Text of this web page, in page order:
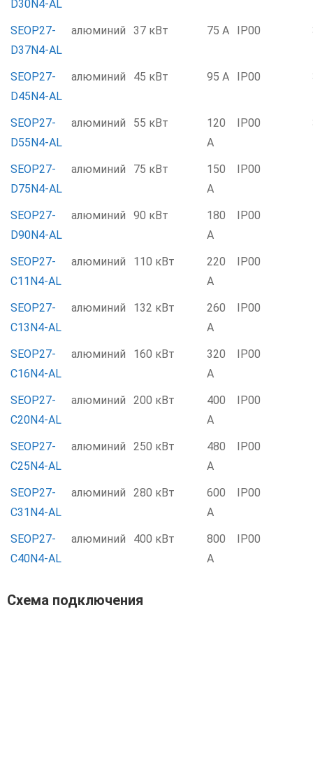
D30N4-AL
SEOP27-
D37N4-AL
алюминий 37 кВт 75 А IP00
SEOP27-
D45N4-AL
алюминий 45 кВт 95 А IP00
SEOP27-
D55N4-AL
алюминий 55 кВт
120
А
IP00
SEOP27-
D75N4-AL
алюминий 75 кВт
150
А
IP00
SEOP27-
D90N4-AL
алюминий 90 кВт
180
А
IP00
SEOP27-
C11N4-AL
алюминий 110 кВт
220
А
IP00
SEOP27-
C13N4-AL
алюминий 132 кВт
260
А
IP00
SEOP27-
C16N4-AL
алюминий 160 кВт
320
А
IP00
SEOP27-
C20N4-AL
алюминий 200 кВт
400
А
IP00
SEOP27-
C25N4-AL
алюминий 250 кВт
480
А
IP00
SEOP27-
C31N4-AL
алюминий 280 кВт
600
А
IP00
SEOP27-
C40N4-AL
алюминий 400 кВт
800
А
IP00
Схема подключения